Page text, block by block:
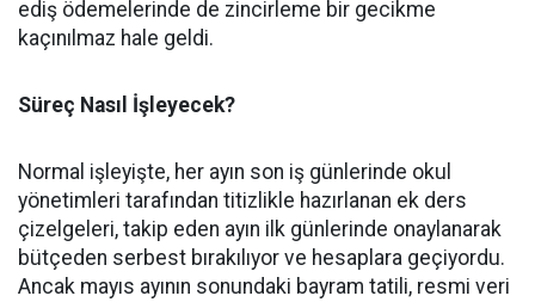
ediş ödemelerinde de zincirleme bir gecikme
kaçınılmaz hale geldi.
Süreç Nasıl İşleyecek?
​Normal işleyişte, her ayın son iş günlerinde okul
yönetimleri tarafından titizlikle hazırlanan ek ders
çizelgeleri, takip eden ayın ilk günlerinde onaylanarak
bütçeden serbest bırakılıyor ve hesaplara geçiyordu.
Ancak mayıs ayının sonundaki bayram tatili, resmi veri